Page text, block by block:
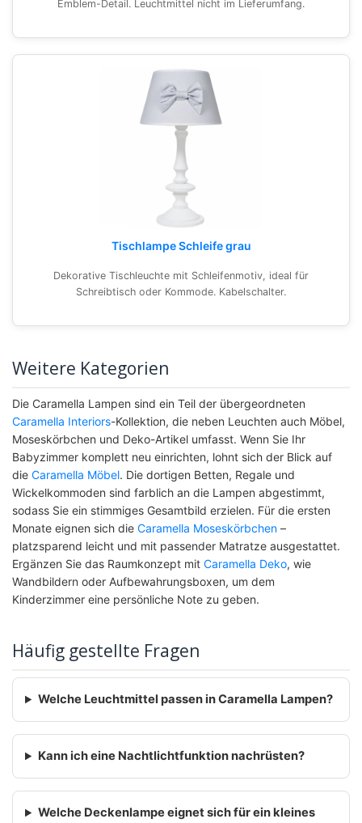
Emblem-Detail. Leuchtmittel nicht im Lieferumfang.
Tischlampe Schleife grau
Dekorative Tischleuchte mit Schleifenmotiv, ideal für
Schreibtisch oder Kommode. Kabelschalter.
Weitere Kategorien
Die Caramella Lampen sind ein Teil der übergeordneten
Caramella Interiors-Kollektion, die neben Leuchten auch Möbel,
Moseskörbchen und Deko-Artikel umfasst. Wenn Sie Ihr
Babyzimmer komplett neu einrichten, lohnt sich der Blick auf
die Caramella Möbel. Die dortigen Betten, Regale und
Wickelkommoden sind farblich an die Lampen abgestimmt,
sodass Sie ein stimmiges Gesamtbild erzielen. Für die ersten
Monate eignen sich die Caramella Moseskörbchen –
platzsparend leicht und mit passender Matratze ausgestattet.
Ergänzen Sie das Raumkonzept mit Caramella Deko, wie
Wandbildern oder Aufbewahrungsboxen, um dem
Kinderzimmer eine persönliche Note zu geben.
Häufig gestellte Fragen
Welche Leuchtmittel passen in Caramella Lampen?
Kann ich eine Nachtlichtfunktion nachrüsten?
Welche Deckenlampe eignet sich für ein kleines